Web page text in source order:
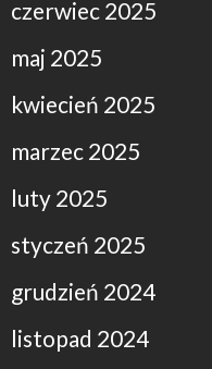
czerwiec 2025
maj 2025
kwiecień 2025
marzec 2025
luty 2025
styczeń 2025
grudzień 2024
listopad 2024